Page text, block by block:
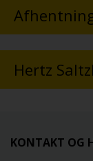
Hertz
KONTAKT OG